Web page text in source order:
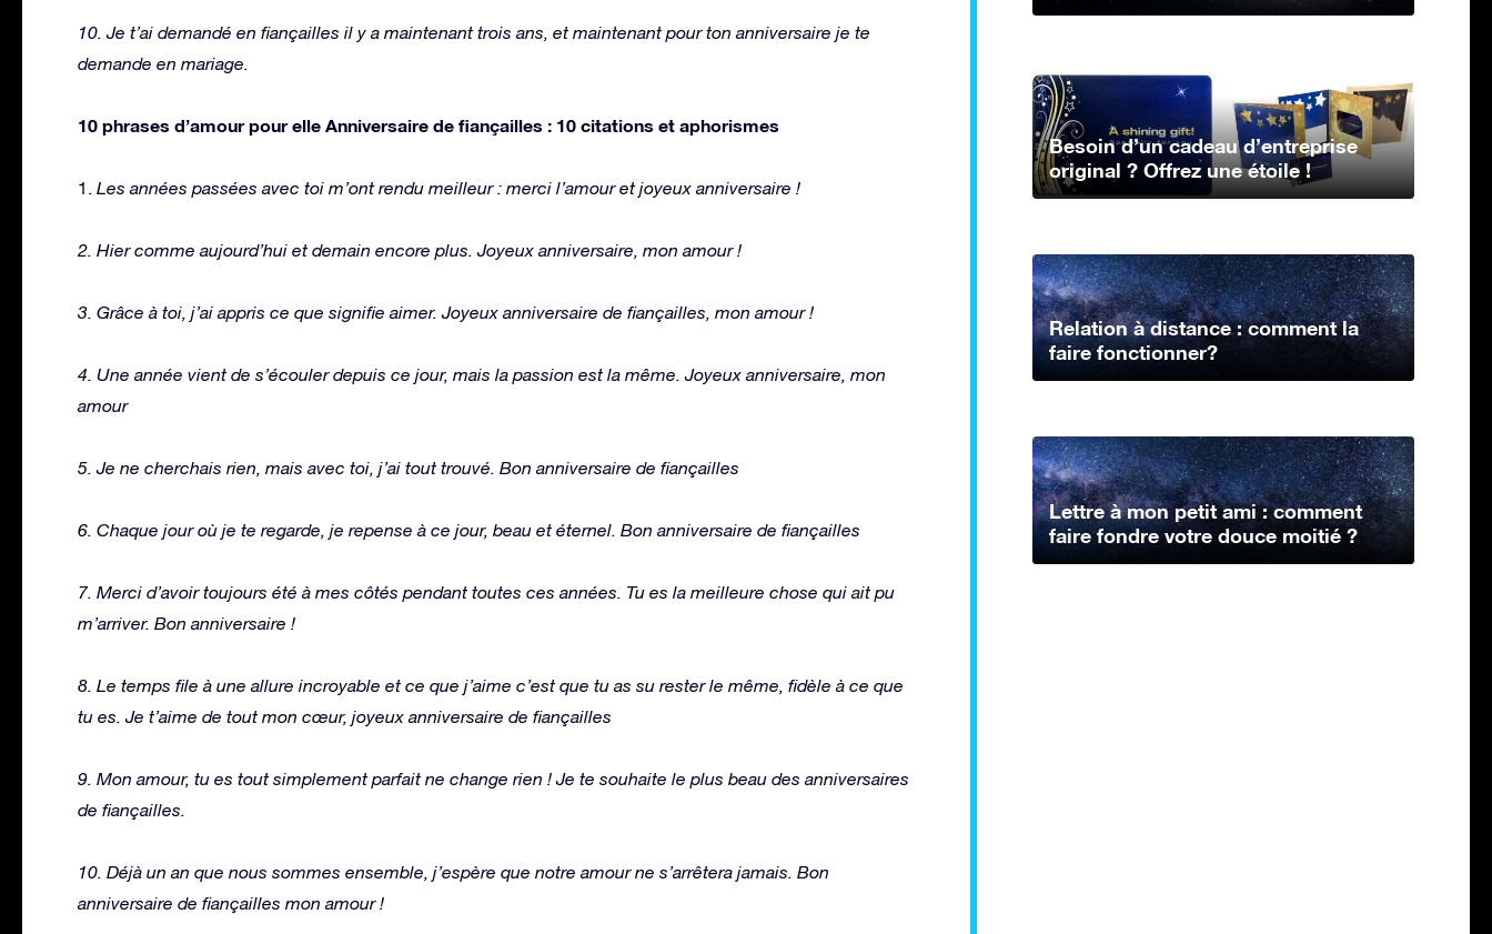
10. Je t’ai demandé en fiançailles il y a maintenant trois ans, et maintenant pour ton anniversaire je te
demande en mariage.
10 phrases d’amour pour elle Anniversaire de fiançailles : 10 citations et aphorismes
1. Les années passées avec toi m’ont rendu meilleur : merci l’amour et joyeux anniversaire !
2. Hier comme aujourd’hui et demain encore plus. Joyeux anniversaire, mon amour !
3. Grâce à toi, j’ai appris ce que signifie aimer. Joyeux anniversaire de fiançailles, mon amour !
4. Une année vient de s’écouler depuis ce jour, mais la passion est la même. Joyeux anniversaire, mon
amour
5. Je ne cherchais rien, mais avec toi, j’ai tout trouvé. Bon anniversaire de fiançailles
6. Chaque jour où je te regarde, je repense à ce jour, beau et éternel. Bon anniversaire de fiançailles
7. Merci d’avoir toujours été à mes côtés pendant toutes ces années. Tu es la meilleure chose qui ait pu
m’arriver. Bon anniversaire !
8. Le temps file à une allure incroyable et ce que j’aime c’est que tu as su rester le même, fidèle à ce que
tu es. Je t’aime de tout mon cœur, joyeux anniversaire de fiançailles
9. Mon amour, tu es tout simplement parfait ne change rien ! Je te souhaite le plus beau des anniversaires
de fiançailles.
10. Déjà un an que nous sommes ensemble, j’espère que notre amour ne s’arrêtera jamais. Bon
anniversaire de fiançailles mon amour !
Besoin d’un cadeau d’entreprise
original ? Offrez une étoile !
Relation à distance : comment la
faire fonctionner?
Lettre à mon petit ami : comment
faire fondre votre douce moitié ?